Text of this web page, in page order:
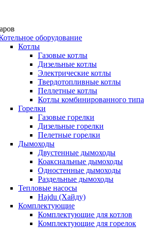
оборудование
Котлы
Газовые котлы
Дизельные котлы
Электрические котлы
Твердотопливные котлы
Пеллетные котлы
Котлы комбинированного типа
Горелки
Газовые горелки
Дизельные горелки
Пелетные горелки
Дымоходы
Двустенные дымоходы
Коаксиальные дымоходы
Одностенные дымоходы
Раздельные дымоходы
Тепловые насосы
Hajdu (Хайду)
Комплектующие
Комплектующие для котлов
Комплектующие для горелок